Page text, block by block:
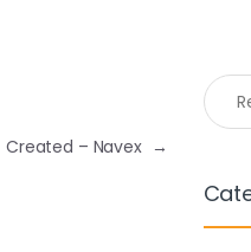
Created – Navex →